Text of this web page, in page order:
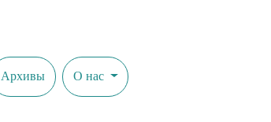
Архивы О нас